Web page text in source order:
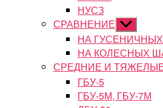
НУСЗ
СРАВНЕНИЕ Показывать
подменю
НА
НА КОЛЕСНЫХ
СРЕДНИЕ И
ГБУ-5
ГБУ-5М, ГБУ-7М